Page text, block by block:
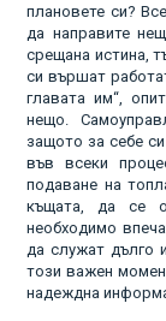
плановете си?
да направите
срещана истина,
си вършат
главата им“,
нещо.
защото за себе
във всеки
подаване на
къщата, да се
необходимо
да служат дълго
този важен
надеждна